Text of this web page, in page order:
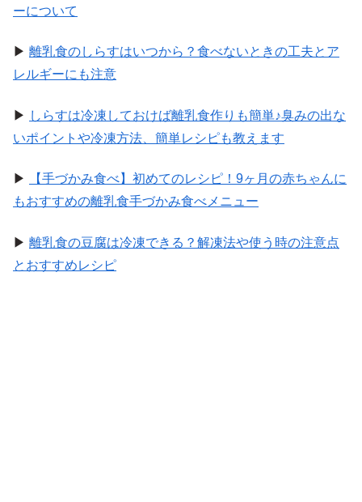
ーについて
▶ 離乳食のしらすはいつから？食べないときの工夫とア
レルギーにも注意
▶ しらすは冷凍しておけば離乳食作りも簡単♪臭みの出な
いポイントや冷凍方法、簡単レシピも教えます
▶
【手づかみ食べ】初めてのレシピ！9ヶ月の赤ちゃんに
もおすすめの離乳食手づかみ食べメニュー
▶ 離乳食の豆腐は冷凍できる？解凍法や使う時の注意点
とおすすめレシピ